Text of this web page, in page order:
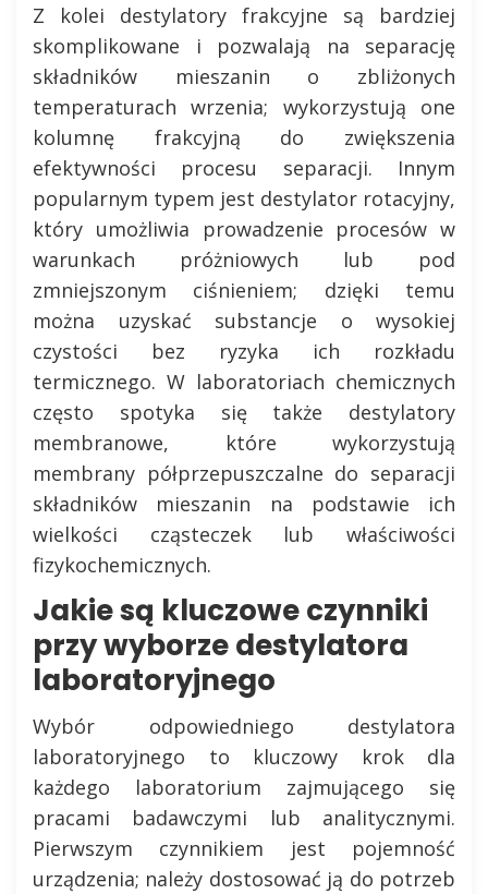
Z kolei destylatory frakcyjne są bardziej
skomplikowane i pozwalają na separację
składników mieszanin o zbliżonych
temperaturach wrzenia; wykorzystują one
kolumnę frakcyjną do zwiększenia
efektywności procesu separacji. Innym
popularnym typem jest destylator rotacyjny,
który umożliwia prowadzenie procesów w
warunkach próżniowych lub pod
zmniejszonym ciśnieniem; dzięki temu
można uzyskać substancje o wysokiej
czystości bez ryzyka ich rozkładu
termicznego. W laboratoriach chemicznych
często spotyka się także destylatory
membranowe, które wykorzystują
membrany półprzepuszczalne do separacji
składników mieszanin na podstawie ich
wielkości cząsteczek lub właściwości
fizykochemicznych.
Jakie są kluczowe czynniki
przy wyborze destylatora
laboratoryjnego
Wybór odpowiedniego destylatora
laboratoryjnego to kluczowy krok dla
każdego laboratorium zajmującego się
pracami badawczymi lub analitycznymi.
Pierwszym czynnikiem jest pojemność
urządzenia; należy dostosować ją do potrzeb